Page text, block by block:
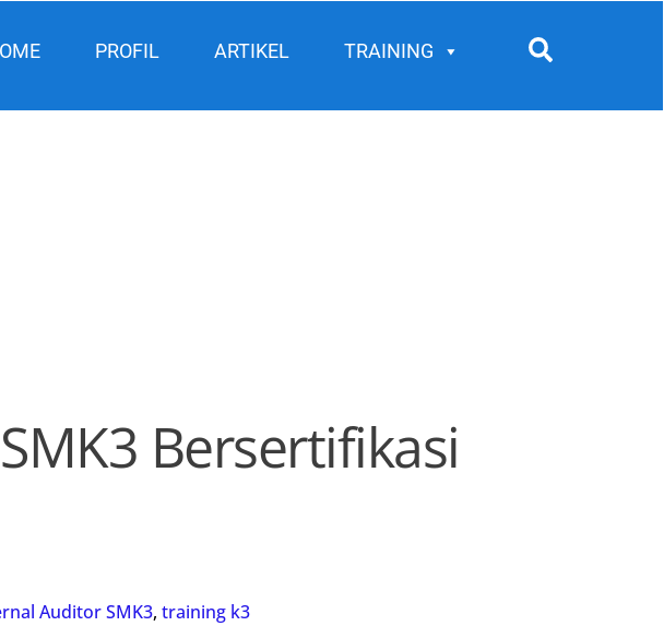
PROFIL ARTIKEL TRAINING
Bersertifikasi
Auditor SMK3, training k3